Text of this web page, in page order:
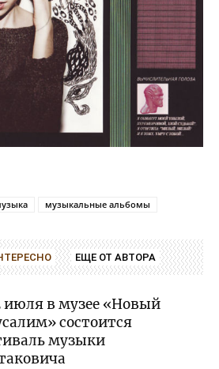
музыкальные альбомы
ЕЩЕ ОТ АВТОРА
июля в музее «Новый
состоится
музыки